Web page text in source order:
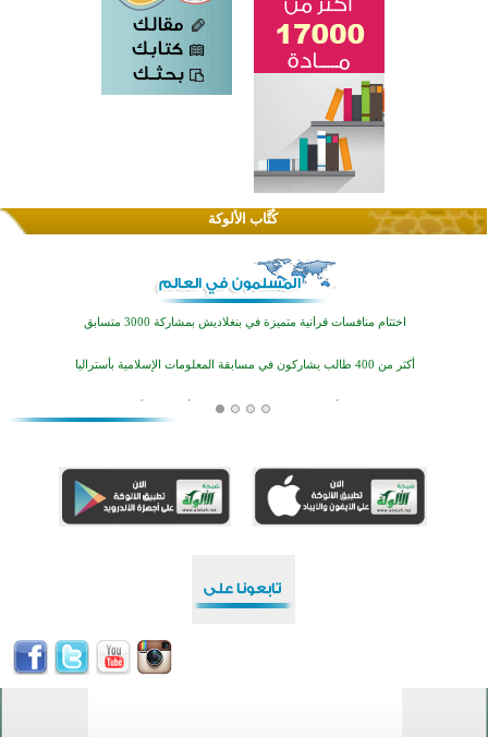
كُتَّاب الألوكة
اختتام الدورة التاسعة لمسابقة حفظ وتلاوة القرآن الكريم في أزناكاييف
تيسليتش تختتم برنامجا تعليميا لتعزيز القيم وبناء الشخصية للشباب المسلمين
اختتام منافسات قرآنية متميزة في بنغلاديش بمشاركة 3000 متسابق
أكثر من 400 طالب يشاركون في مسابقة المعلومات الإسلامية بأستراليا
افتتاح تاريخي لأول مسجد في بلييفليا بالجبل الأسود منذ أكثر من قرن
أكبر مشروع إسلامي في ريف أستراليا يفتتح أبوابه بعد سنوات من العمل والعطاء
اختتام منافسات قرآنية متميزة في بنغلاديش بمشاركة 3000 متسابق